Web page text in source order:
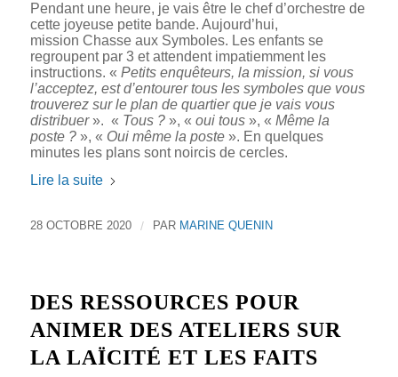
Pendant une heure, je vais être le chef d’orchestre de
cette joyeuse petite bande. Aujourd’hui,
mission Chasse aux Symboles. Les enfants se
regroupent par 3 et attendent impatiemment les
instructions. « Petits enquêteurs, la mission, si vous
l’acceptez, est d’entourer tous les symboles que vous
trouverez sur le plan de quartier que je vais vous
distribuer». « Tous ?», « oui tous», « Même la
poste ?», « Oui même la poste». En quelques
minutes les plans sont noircis de cercles.
Lire la suite
28 OCTOBRE 2020 / PAR MARINE QUENIN
DES RESSOURCES POUR
ANIMER DES ATELIERS SUR
LA LAÏCITÉ ET LES FAITS